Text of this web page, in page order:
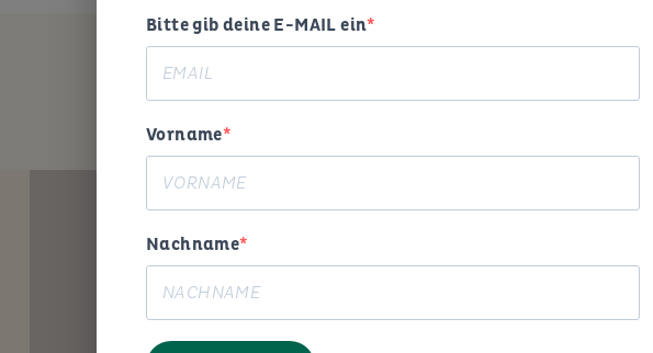
Beratung
Bitte gib deine E-MAIL ein
Vorname
Nachname